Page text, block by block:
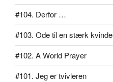
#104. Derfor …
#103. Ode til en stærk kvinde
#102. A World Prayer
#101. Jeg er tvivleren